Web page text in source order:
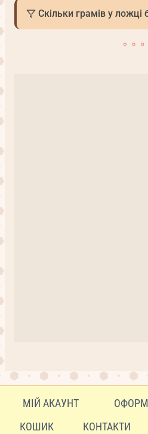
Скільки грамів у ложці
МІЙ АКАУНТ
КОШИК
КОНТАКТИ